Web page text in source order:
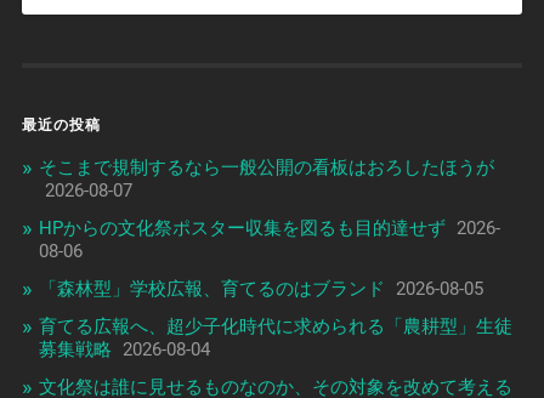
最近の投稿
そこまで規制するなら一般公開の看板はおろしたほうが
2026-08-07
HPからの文化祭ポスター収集を図るも目的達せず 2026-
08-06
「森林型」学校広報、育てるのはブランド
2026-08-05
育てる広報へ、超少子化時代に求められる「農耕型」生徒
募集戦略
2026-08-04
文化祭は誰に見せるものなのか、その対象を改めて考える